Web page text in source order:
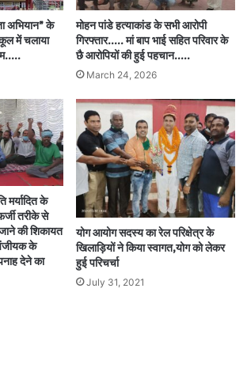
अभियान” के
में चलाया
मोहन पांडे हत्याकांड के सभी आरोपी
गिरफ्तार….. मां बाप भाई सहित परिवार के
छै आरोपियों की हुई पहचान…..
March 24, 2026
मर्यादित के
तरीके से
की शिकायत
के
देने का
योग आयोग सदस्य का रेल परिक्षेत्र के
खिलाड़ियों ने किया स्वागत,योग को लेकर
हुई परिचर्चा
July 31, 2021